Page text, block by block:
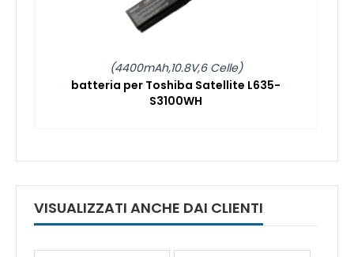
(4400mAh,10.8V,6 Celle)
batteria per Toshiba Satellite L635-
S3100WH
VISUALIZZATI ANCHE DAI CLIENTI